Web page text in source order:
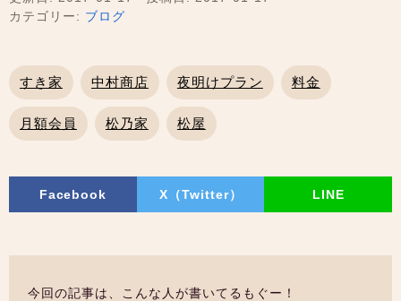
カテゴリー: ブログ
すき家 中村商店 夜明けプラン 料金
月額会員 松乃家 松屋
Facebook X（Twitter） LINE
今回の記事は、こんな人が書いてるもぐー！